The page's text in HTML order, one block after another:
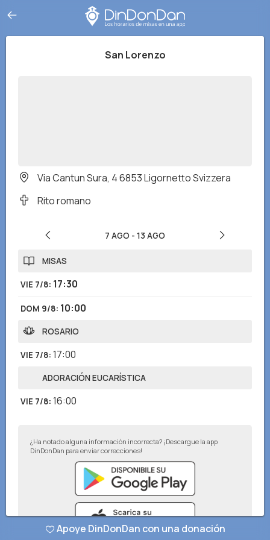
San Lorenzo
Via Cantun Sura, 4 6853 Ligornetto Svizzera
Rito romano
7 AGO - 13 AGO
MISAS
VIE 7/8: 17:30
DOM 9/8: 10:00
ROSARIO
VIE 7/8: 17:00
ADORACIÓN EUCARÍSTICA
VIE 7/8: 16:00
¿Ha notado alguna información incorrecta? ¡Descargue la app
DinDonDan para enviar correcciones!
Apoye DinDonDan con una donación